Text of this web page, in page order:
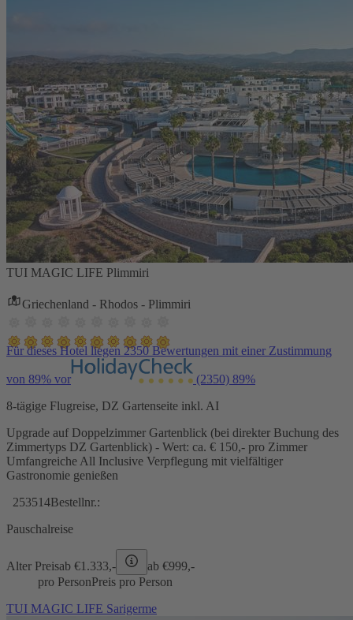
TUI MAGIC LIFE Plimmiri
Griechenland - Rhodos - Plimmiri
Für dieses Hotel liegen 2350 Bewertungen mit einer Zustimmung
von 89% vor (2350) 89%
8-tägige Flugreise, DZ Gartenseite inkl. AI
Upgrade auf Doppelzimmer Gartenblick (bei direkter Buchung des
Zimmertyps DZ Gartenblick) - Wert: ca. € 150,- pro Zimmer
Umfangreiche All Inclusive Verpflegung mit vielfältiger
Gastronomie genießen
253514Bestellnr.:
Pauschalreise
Alter Preisab €1.333,- ab €999,-
pro PersonPreis pro Person
TUI MAGIC LIFE Sarigerme